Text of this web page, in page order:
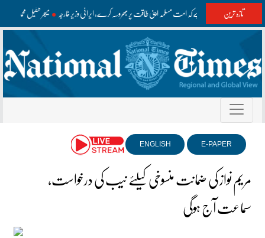
تازہ ترین وقت آگیا ہے کہ امت مسلمہ اپنی طاقت پر بھروسہ کرے، ایرانی وزیر خارجہ میجر طفیل محمد کا 68 واں یوم شہادت، وزیراعظم و سروسز چیفس کا خراجِ عقیدت
E-PAPER
ENGLISH
مریم نواز کی ضمانت منسوخی کیلئے نیب کی درخواست،
سماعت آج ہوگی